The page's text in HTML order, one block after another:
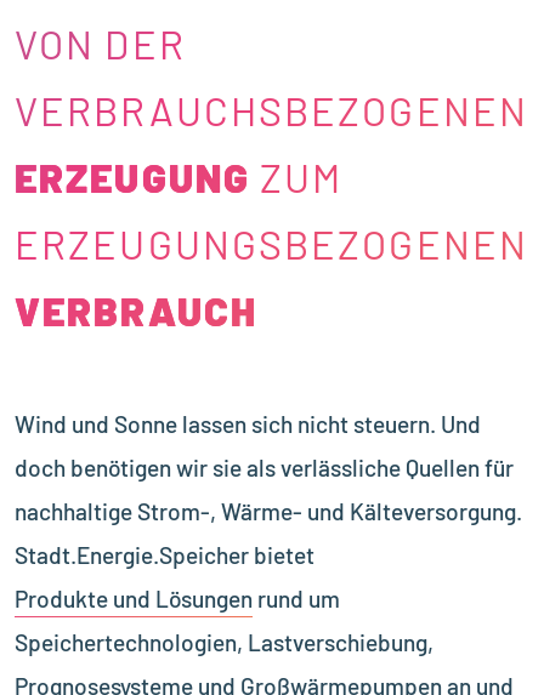
ERZEUGUNG
VERBRAUCH
VON DER
VERBRAUCHSBEZOGENEN
ERZEUGUNG ZUM
ERZEUGUNGSBEZOGENEN
VERBRAUCH
Wind und Sonne lassen sich nicht steuern. Und
doch benötigen wir sie als verlässliche Quellen für
nachhaltige Strom-, Wärme- und Kälteversorgung.
Stadt.Energie.Speicher bietet
Produkte und Lösungen rund um
Speichertechnologien, Lastverschiebung,
Prognosesysteme und Großwärmepumpen an und